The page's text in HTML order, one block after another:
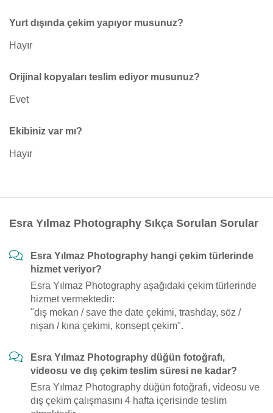
Yurt dışında çekim yapıyor musunuz?
Hayır
Orijinal kopyaları teslim ediyor musunuz?
Evet
Ekibiniz var mı?
Hayır
Esra Yılmaz Photography Sıkça Sorulan Sorular
Esra Yılmaz Photography hangi çekim türlerinde
hizmet veriyor?
Esra Yılmaz Photography aşağıdaki çekim türlerinde
hizmet vermektedir:
"dış mekan / save the date çekimi, trashday, söz /
nişan / kına çekimi, konsept çekim".
Esra Yılmaz Photography düğün fotoğrafı,
videosu ve dış çekim teslim süresi ne kadar?
Esra Yılmaz Photography düğün fotoğrafı, videosu ve
dış çekim çalışmasını 4 hafta içerisinde teslim